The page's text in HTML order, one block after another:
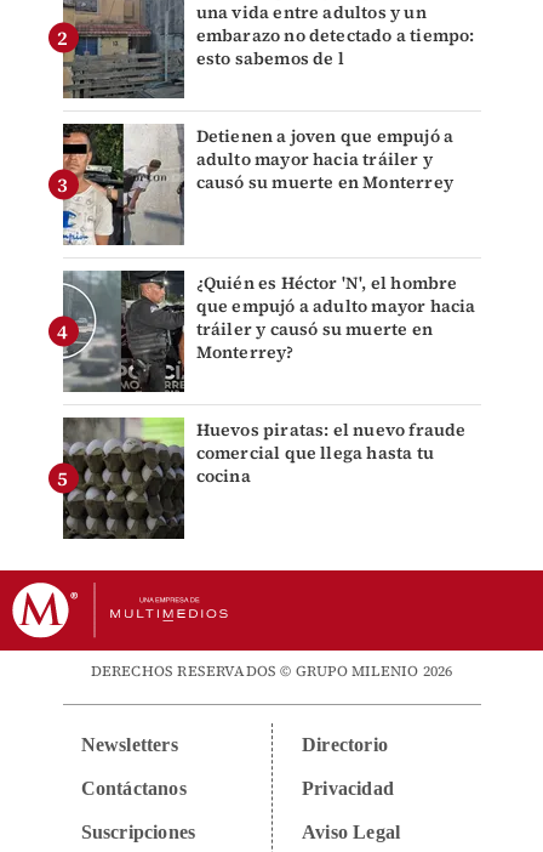
una vida entre adultos y un
embarazo no detectado a tiempo:
esto sabemos de l
Detienen a joven que empujó a
adulto mayor hacia tráiler y
causó su muerte en Monterrey
¿Quién es Héctor 'N', el hombre
que empujó a adulto mayor hacia
tráiler y causó su muerte en
Monterrey?
Huevos piratas: el nuevo fraude
comercial que llega hasta tu
cocina
DERECHOS RESERVADOS © GRUPO MILENIO 2026
Newsletters
Contáctanos
Suscripciones
Directorio
Privacidad
Aviso Legal